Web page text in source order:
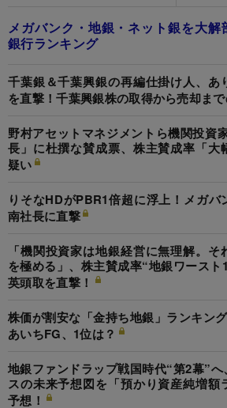
メガバンク・地銀・ネット銀を大解
銀行ランキング
千葉銀＆千葉興銀の再編仕掛け人、あ
を直撃！千葉興銀株の取得から売却ま
野村アセットマネジメントら機関投資
長」に杜撰な賛成票、株主賛成率「大
疑い
りそなHDがPBR1倍超に浮上！メガバ
南社長に直撃
「機関投資家は地銀経営に無理解。
を極める」、株主賛成率“地銀ワース
英頭取を直撃！
株価が割安な「金持ち地銀」ランキン
あいちFG、1位は？
地銀ファンドラップ戦国時代“第2幕”
スの未来予想図を「預かり資産純増額
予想！